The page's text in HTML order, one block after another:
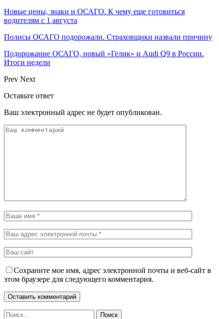
Новые цены, знаки и ОСАГО. К чему еще готовиться
водителям с 1 августа
Полисы ОСАГО подорожали. Страховщики назвали причину
Подорожание ОСАГО, новый «Гелик» и Audi Q9 в России.
Итоги недели
Prev Next
Оставьте ответ
Ваш электронный адрес не будет опубликован.
Сохраните мое имя, адрес электронной почты и веб-сайт в
этом браузере для следующего комментария.